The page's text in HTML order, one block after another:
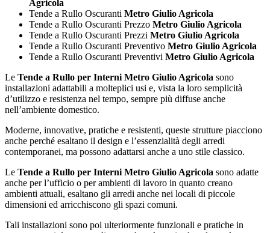
Agricola
Tende a Rullo Oscuranti Metro Giulio Agricola
Tende a Rullo Oscuranti Prezzo Metro Giulio Agricola
Tende a Rullo Oscuranti Prezzi Metro Giulio Agricola
Tende a Rullo Oscuranti Preventivo Metro Giulio Agricola
Tende a Rullo Oscuranti Preventivi Metro Giulio Agricola
Le Tende a Rullo per Interni Metro Giulio Agricola sono
installazioni adattabili a molteplici usi e, vista la loro semplicità
d’utilizzo e resistenza nel tempo, sempre più diffuse anche
nell’ambiente domestico.
Moderne, innovative, pratiche e resistenti, queste strutture piacciono
anche perché esaltano il design e l’essenzialità degli arredi
contemporanei, ma possono adattarsi anche a uno stile classico.
Le Tende a Rullo per Interni Metro Giulio Agricola sono adatte
anche per l’ufficio o per ambienti di lavoro in quanto creano
ambienti attuali, esaltano gli arredi anche nei locali di piccole
dimensioni ed arricchiscono gli spazi comuni.
Tali installazioni sono poi ulteriormente funzionali e pratiche in